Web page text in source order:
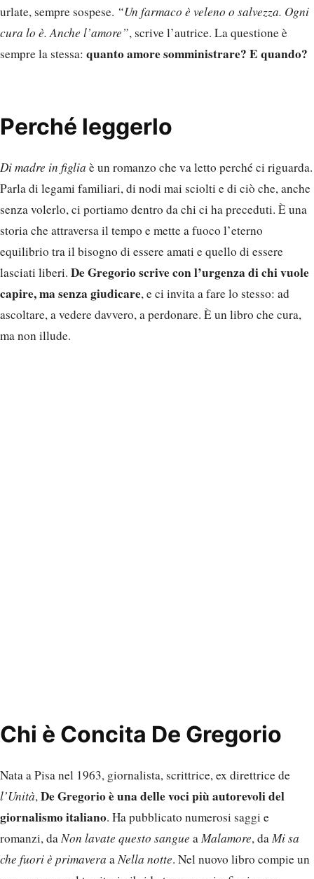
urlate, sempre sospese. “Un farmaco è veleno o salvezza. Ogni
cura lo è. Anche l’amore”, scrive l’autrice. La questione è
sempre la stessa: quanto amore somministrare? E quando?
Perché leggerlo
Di madre in figlia è un romanzo che va letto perché ci riguarda.
Parla di legami familiari, di nodi mai sciolti e di ciò che, anche
senza volerlo, ci portiamo dentro da chi ci ha preceduti. È una
storia che attraversa il tempo e mette a fuoco l’eterno
equilibrio tra il bisogno di essere amati e quello di essere
lasciati liberi. De Gregorio scrive con l’urgenza di chi vuole
capire, ma senza giudicare, e ci invita a fare lo stesso: ad
ascoltare, a vedere davvero, a perdonare. È un libro che cura,
ma non illude.
Chi è Concita De Gregorio
Nata a Pisa nel 1963, giornalista, scrittrice, ex direttrice de
l’Unità,De Gregorio è una delle voci più autorevoli del
giornalismo italiano. Ha pubblicato numerosi saggi e
romanzi, daNon lavate questo sangue aMalamore, daMi sa
che fuori è primavera aNella notte. Nel nuovo libro compie un